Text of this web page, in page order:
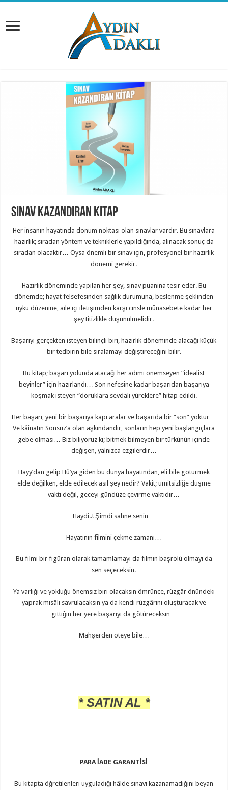
Sınav Kazandıran Kitap
Her insanın hayatında dönüm noktası olan sınavlar vardır. Bu sınavlara
hazırlık; sıradan yöntem ve tekniklerle yapıldığında, alınacak sonuç da
sıradan olacaktır… Oysa önemli bir sınav için, profesyonel bir hazırlık
dönemi gerekir.
Hazırlık döneminde yapılan her şey, sınav puanına tesir eder. Bu
dönemde; hayat felsefesinden sağlık durumuna, beslenme şeklinden
uyku düzenine, aile içi iletişimden karşı cinsle münasebete kadar her
şey titizlikle düşünülmelidir.
Başarıyı gerçekten isteyen bilinçli biri, hazırlık döneminde alacağı küçük
bir tedbirin bile sıralamayı değiştireceğini bilir.
Bu kitap; başarı yolunda atacağı her adımı önemseyen “idealist
beyinler” için hazırlandı… Son nefesine kadar başarıdan başarıya
koşmak isteyen “doruklara sevdalı yüreklere” hitap edildi.
Her başarı, yeni bir başarıya kapı aralar ve başarıda bir “son” yoktur…
Ve kâinatın Sonsuz’a olan aşkındandır, sonların hep yeni başlangıçlara
gebe olması… Biz biliyoruz ki; bitmek bilmeyen bir türkünün içinde
değişen, yalnızca ezgilerdir…
Hayy’dan gelip Hû’ya giden bu dünya hayatından, eli bile götürmek
elde değilken, elde edilecek asıl şey nedir? Vakit; ümitsizliğe düşme
vakti değil, geceyi gündüze çevirme vaktidir…
Haydi..! Şimdi sahne senin…
Hayatının filmini çekme zamanı…
Bu filmi bir figüran olarak tamamlamayı da filmin başrolü olmayı da
sen seçeceksin.
Ya varlığı ve yokluğu önemsiz biri olacaksın ömrünce, rüzgâr önündeki
yaprak misâli savrulacaksın ya da kendi rüzgârını oluşturacak ve
gittiğin her yere başarıyı da götüreceksin…
Mahşerden öteye bile…
* SATIN AL *
PARA İADE GARANTİSİ
Bu kitapta öğretilenleri uyguladığı hâlde sınavı kazanamadığını beyan